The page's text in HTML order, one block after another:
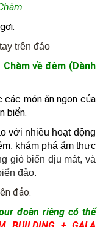
trên đảo
về đêm (Dành
món ăn ngon của
biển.
với nhiều hoạt động
khám phá ẩm thực
gió biển dịu mát, và
đảo.
đảo.
đoàn riêng có thể